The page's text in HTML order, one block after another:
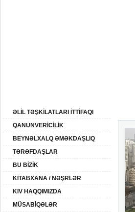
ƏLİL TƏŞKİLATLARI İTTİFAQI
QANUNVERİCİLİK
BEYNƏLXALQ ƏMƏKDAŞLIQ
TƏRƏFDAŞLAR
BU BİZİK
KİTABXANA / NƏŞRLƏR
KIV HAQQIMIZDA
MÜSABİQƏLƏR